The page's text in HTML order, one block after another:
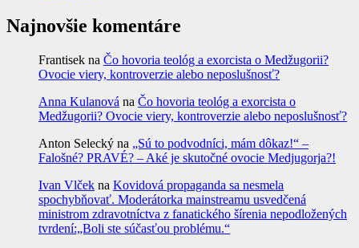
Najnovšie komentáre
Frantisek na Čo hovoria teológ a exorcista o Medžugorii?
Ovocie viery, kontroverzie alebo neposlušnosť?
Anna Kulanová na Čo hovoria teológ a exorcista o
Medžugorii? Ovocie viery, kontroverzie alebo neposlušnosť?
Anton Selecký na „Sú to podvodníci, mám dôkaz!“ –
Falošné? PRAVÉ? – Aké je skutočné ovocie Medjugorja?!
Ivan Vlček na Kovidová propaganda sa nesmela
spochybňovať. Moderátorka mainstreamu usvedčená
ministrom zdravotníctva z fanatického šírenia nepodložených
tvrdení:„Boli ste súčasťou problému.“